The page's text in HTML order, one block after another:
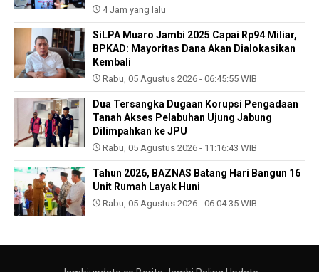
4 Jam yang lalu
SiLPA Muaro Jambi 2025 Capai Rp94 Miliar,
BPKAD: Mayoritas Dana Akan Dialokasikan
Kembali
Rabu, 05 Agustus 2026 - 06:45:55 WIB
Dua Tersangka Dugaan Korupsi Pengadaan
Tanah Akses Pelabuhan Ujung Jabung
Dilimpahkan ke JPU
Rabu, 05 Agustus 2026 - 11:16:43 WIB
Tahun 2026, BAZNAS Batang Hari Bangun 16
Unit Rumah Layak Huni
Rabu, 05 Agustus 2026 - 06:04:35 WIB